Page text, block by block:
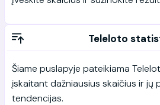
Teleloto
Šiame puslapyje pateikiama
įskaitant dažniausius skaičius ir jų
tendencijas.